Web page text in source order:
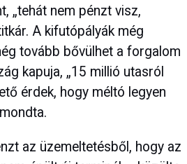
„tehát nem pénzt visz,
A kifutópályák még
tovább bővülhet a forgalom
kapuja, „15 millió utasról
érdek, hogy méltó legyen
az üzemeltetésből, hogy az